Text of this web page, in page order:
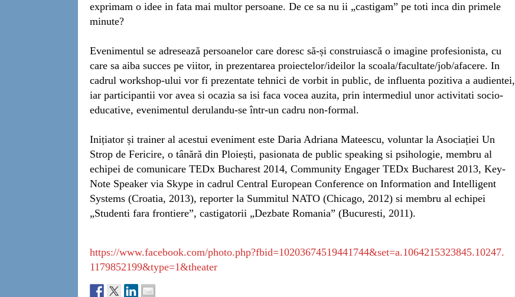
exprimam o idee in fata mai multor persoane. De ce sa nu ii „castigam” pe toti inca din primele
minute?
Evenimentul se adresează persoanelor care doresc să-și construiască o imagine profesionista, cu
care sa aiba succes pe viitor, in prezentarea proiectelor/ideilor la scoala/facultate/job/afacere. In
cadrul workshop-ului vor fi prezentate tehnici de vorbit in public, de influenta pozitiva a audientei,
iar participantii vor avea si ocazia sa isi faca vocea auzita, prin intermediul unor activitati socio-
educative, evenimentul derulandu-se într-un cadru non-formal.
Inițiator și trainer al acestui eveniment este Daria Adriana Mateescu, voluntar la Asociației Un
Strop de Fericire, o tânără din Ploiești, pasionata de public speaking si psihologie, membru al
echipei de comunicare TEDx Bucharest 2014, Community Engager TEDx Bucharest 2013, Key-
Note Speaker via Skype in cadrul Central European Conference on Information and Intelligent
Systems (Croatia, 2013), reporter la Summitul NATO (Chicago, 2012) si membru al echipei
„Studenti fara frontiere”, castigatorii „Dezbate Romania” (Bucuresti, 2011).
https://www.facebook.com/photo.php?fbid=10203674519441744&set=a.1064215323845.10247.
1179852199&type=1&theater